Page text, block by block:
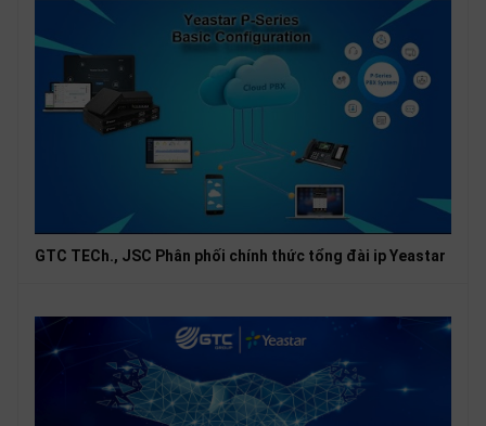
GTC TECh., JSC Phân phối chính thức tổng đài ip Yeastar